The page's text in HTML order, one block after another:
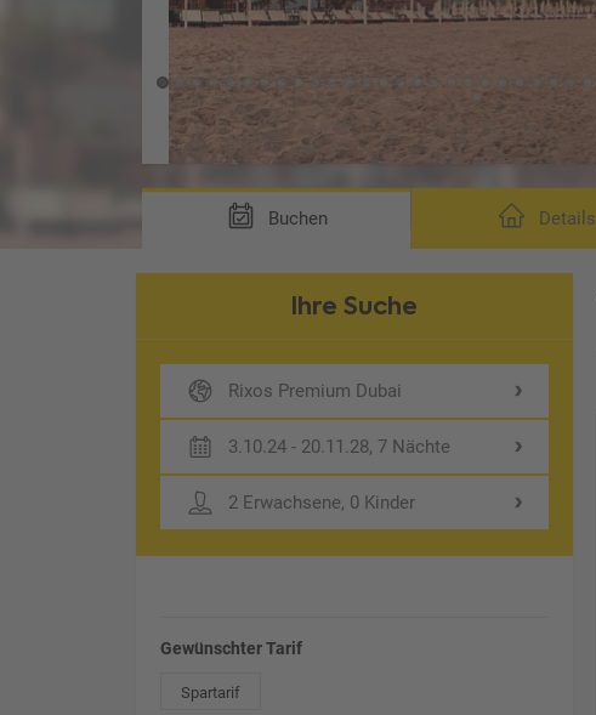
Buchen Details
Ihre Suche
Rixos Premium Dubai
3.10.24 - 20.11.28, 7 Nächte
2 Erwachsene, 0 Kinder
Gewünschter Tarif
Spartarif